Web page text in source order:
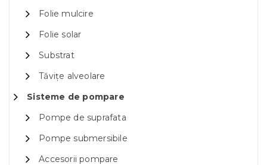
Folie mulcire
Folie solar
Substrat
Tăvițe alveolare
Sisteme de pompare
Pompe de suprafata
Pompe submersibile
Accesorii pompare